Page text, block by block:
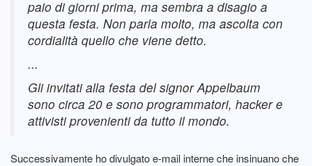
paio di giorni prima, ma sembra a disagio a
questa festa. Non parla molto, ma ascolta con
cordialità quello che viene detto.
...
Gli invitati alla festa del signor Appelbaum
sono circa 20 e sono programmatori, hacker e
attivisti provenienti da tutto il mondo.
Successivamente ho divulgato e-mail interne che insinuano che